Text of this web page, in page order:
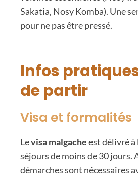
Sakatia, Nosy Komba). Une
pour ne pas être pressé.
Infos
de partir
Visa et formalités
Levisa malgacheest délivré à
séjours de moins de 30 jours.
démarches sont nécessaires